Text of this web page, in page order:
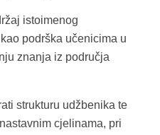
istoimenog
podrška učenicima u
znanja iz područja
strukturu udžbenika te
cjelinama, pri